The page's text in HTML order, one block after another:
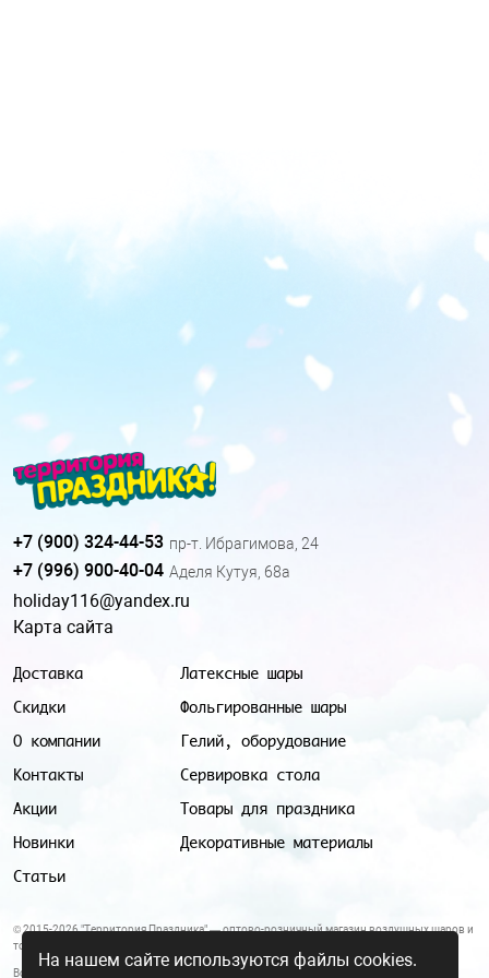
Доставка
Скидки
О компании
Контакты
Акции
Новинки
Статьи
Латексные шары
Фольгированные шары
Гелий, оборудование
Сервировка стола
Товары для праздника
Декоративные материалы
+7 (900) 324-44-53 пр-т. Ибрагимова, 24
+7 (996) 900-40-04 Аделя Кутуя, 68а
holiday116@yandex.ru
Карта сайта
© 2015-2026 "Территория Праздника" — оптово-розничный магазин воздушных шаров и
товаров для праздника.
Все цены и условия, указанные на данном сайте, не являются публичной офертой.
На нашем сайте используются файлы cookies.